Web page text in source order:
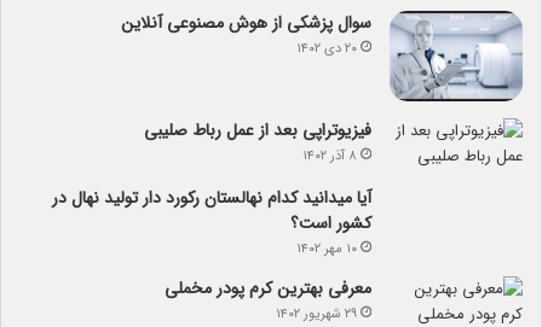
سوال پزشکی از هوش مصنوعی آنلاین
۲۰ دی ۱۴۰۲
فیزیوتراپی بعد از عمل رباط صلیبی
۸ آذر ۱۴۰۲
آیا می­دانید کدام نهالستان رکورد دار تولید نهال­ در
کشور است؟
۱۰ مهر ۱۴۰۲
معرفی بهترین کرم پودر مخملی
۲۹ شهریور ۱۴۰۲